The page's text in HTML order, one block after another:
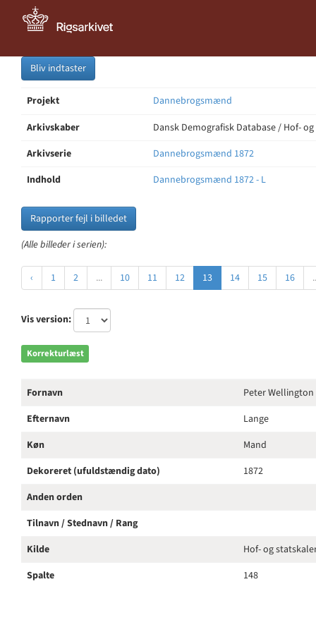
Bliv indtaster
Projekt
Dannebrogsmænd
Arkivskaber
Dansk Demografisk Database / Hof-
Arkivserie
Dannebrogsmænd 1872
Indhold
Dannebrogsmænd 1872 - L
Rapporter fejl i billedet
(Alle billeder i serien):
‹ 1 2 ... 10 11 12 13 14 15 16
Vis version:
Korrekturlæst
Fornavn
Peter Wellington
Efternavn
Lange
Køn
Mand
Dekoreret (ufuldstændig dato)
1872
Anden orden
Tilnavn / Stednavn / Rang
Kilde
Hof- og
Spalte
148